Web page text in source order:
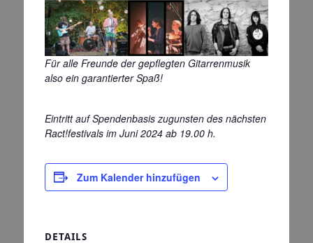
Für alle Freunde der gepflegten Gitarrenmusik
also ein garantierter Spaß!
Eintritt auf Spendenbasis zugunsten des nächsten
Ract!festivals im Juni 2024 ab 19.00 h.
Zum Kalender hinzufügen
DETAILS